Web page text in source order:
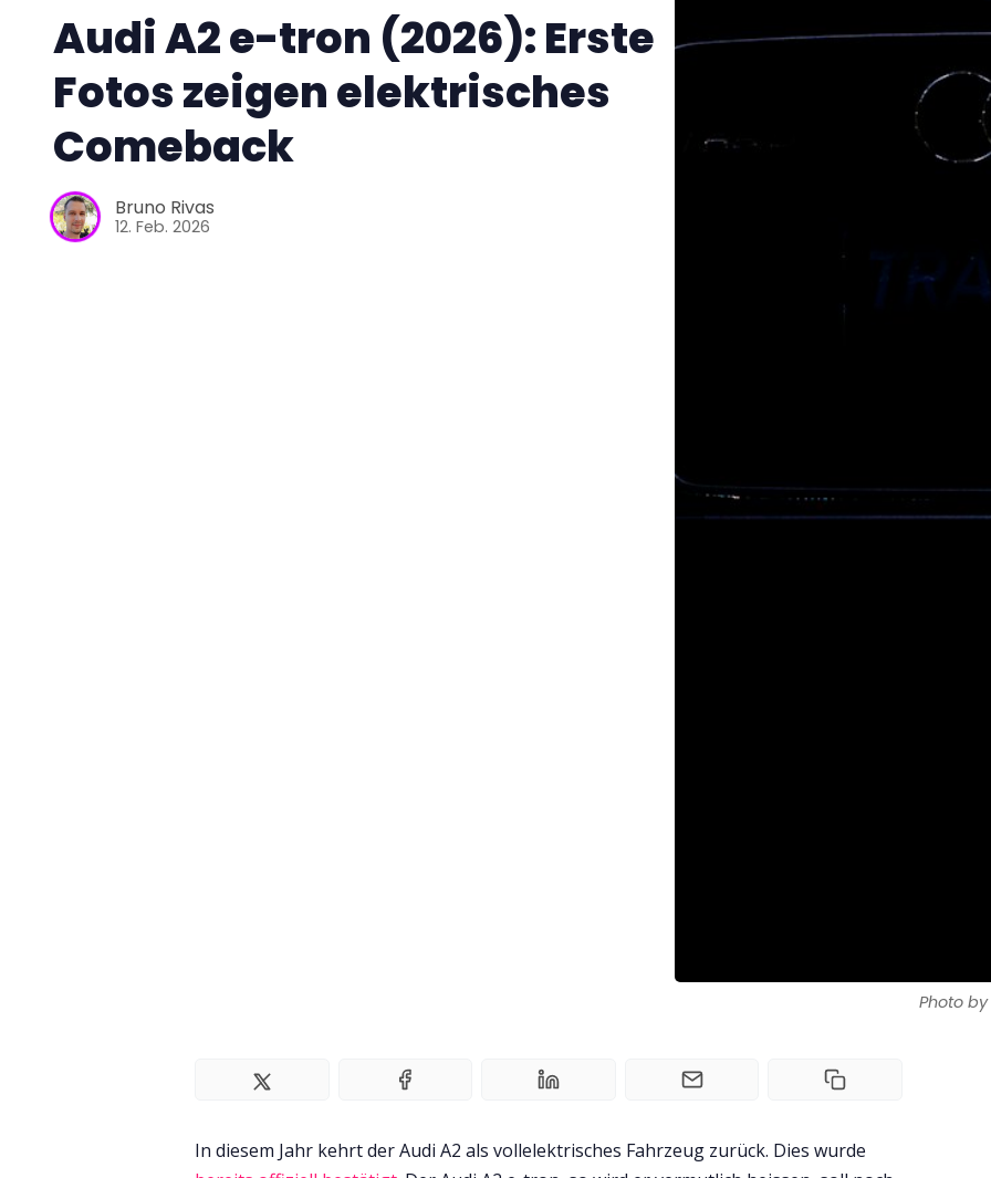
Photo by
Audi A2 e-tron (2026): Erste
Fotos zeigen elektrisches
Comeback
Bruno Rivas
12. Feb. 2026
In diesem Jahr kehrt der Audi A2 als vollelektrisches Fahrzeug zurück. Dies wurde